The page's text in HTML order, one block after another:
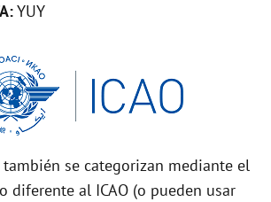
YUY
se categorizan mediante el
diferente al ICAO (o pueden usar